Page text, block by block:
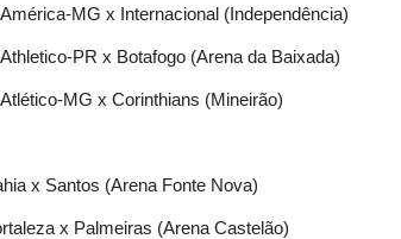
MG x Internacional (Independência)
PR x Botafogo (Arena da Baixada)
MG x Corinthians (Mineirão)
x Santos (Arena Fonte Nova)
x Palmeiras (Arena Castelão)